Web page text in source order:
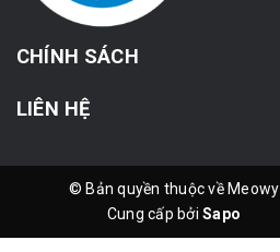
CHÍNH SÁCH
LIÊN HỆ
© Bản quyền thuộc về Meowy
Cung cấp bởiSapo